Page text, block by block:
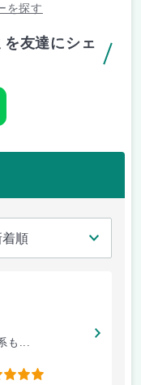
を探す
友達にシェ
も...